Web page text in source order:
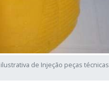
de Injeção peças técnicas